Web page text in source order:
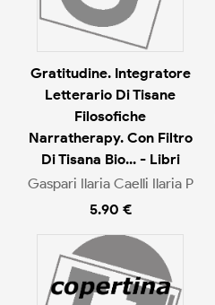
Gratitudine. Integratore
Letterario Di Tisane
Filosofiche
Narratherapy. Con Filtro
Di Tisana Bio... - Libri
Gaspari Ilaria Caelli Ilaria P
5.90 €